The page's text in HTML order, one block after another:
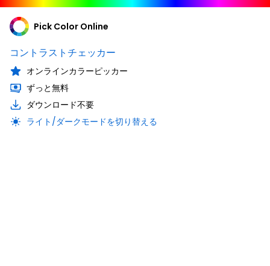
Pick Color Online
コントラストチェッカー
オンラインカラーピッカー
ずっと無料
ダウンロード不要
ライト/ダークモードを切り替える